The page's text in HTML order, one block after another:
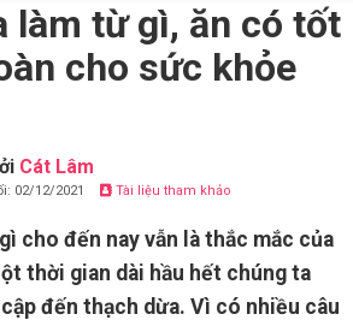
làm từ gì, ăn có tốt
cho sức khỏe
Cát Lâm
02/12/2021 Tài liệu tham khảo
cho đến nay vẫn là thắc mắc của
thời gian dài hầu hết chúng ta
đến thạch dừa. Vì có nhiều câu